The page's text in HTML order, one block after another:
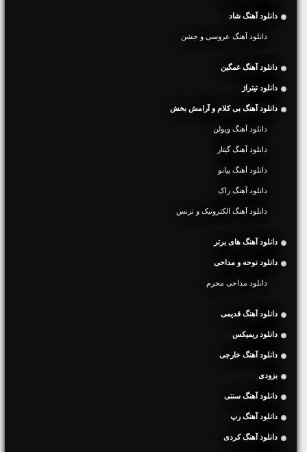
دانلود آهنگ شاد
دانلود آهنگ عروسی و جشن
دانلود آهنگ غمگین
دانلود تیتراژ
دانلود آهنگ بی کلام و آرامش بخش
دانلود آهنگ ویولن
دانلود آهنگ گیتار
دانلود آهنگ پیانو
دانلود آهنگ راک
دانلود آهنگ الکترونیک و ترنس
دانلود آهنگ های برتر
دانلود نوحه و مداحی
دانلود مداحی محرم
دانلود آهنگ قدیمی
دانلود ریمیکس
دانلود آهنگ خارجی
بزودی
دانلود آهنگ سنتی
دانلود آهنگ رپ
دانلود آهنگ کردی